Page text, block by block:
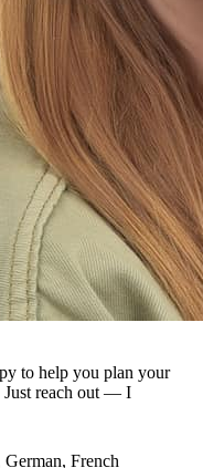
to help you plan your
Just reach out — I
French